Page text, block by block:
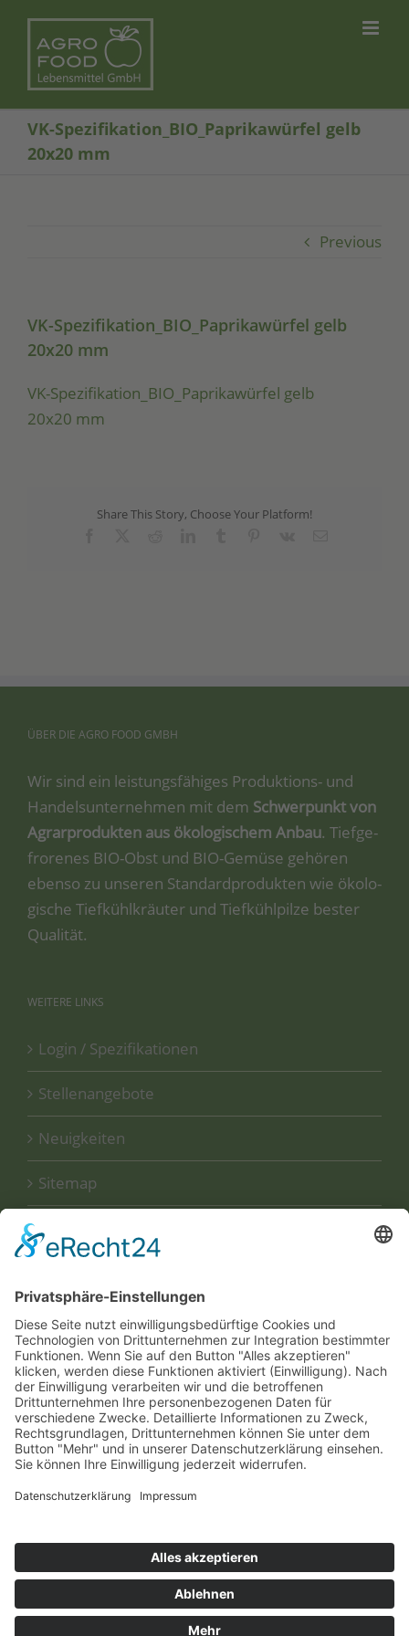
content
VK-Spezifikation_BIO_Paprikawürfel gelb
20x20 mm
Previous
VK-Spezifikation_BIO_Paprikawürfel gelb
20x20 mm
VK-Spe­zi­fi­ka­ti­on_­BIO­_­Pa­pri­ka­wür­fel gelb
20x20 mm
Share This Story, Choose Your Platform!
ÜBER DIE AGRO FOOD GMBH
Wir sind ein leis­tungs­fä­hi­ges Pro­duk­ti­ons- und
Han­dels­un­ter­neh­men mit dem Schwer­punkt von
Agrar­pro­duk­ten aus öko­lo­gi­schem Anbau. Tief­ge­
fro­re­nes BIO-Obst und BIO-Gemü­se gehö­ren
eben­so zu unse­ren Stan­dard­pro­duk­ten wie öko­lo­
gi­sche Tief­kühl­kräu­ter und Tief­kühl­pil­ze bes­ter
Qualität.
WEITERE LINKS
Login / Spezifikationen
Stellenangebote
Neuigkeiten
Sitemap
Disclaimer
UNSEREZERTIFIKATE
© Copyright 2000 -2026 AGRO FOOD Lebensmittel GmbH | Alle